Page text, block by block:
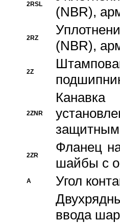
2RSL
(NBR),
2RZ
(NBR),
2Z
2ZNR
2ZR
Фланец
шайбы с
A
Угол
ввода